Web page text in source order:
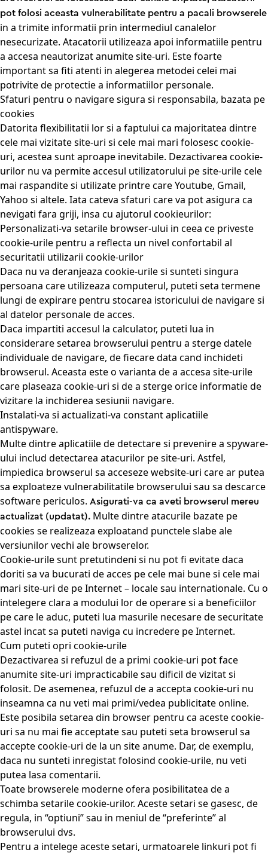
pot folosi aceasta vulnerabilitate pentru a pacali browserele
in a trimite informatii prin intermediul canalelor
nesecurizate. Atacatorii utilizeaza apoi informatiile pentru
a accesa neautorizat anumite site-uri. Este foarte
important sa fiti atenti in alegerea metodei celei mai
potrivite de protectie a informatiilor personale.
Sfaturi pentru o navigare sigura si responsabila, bazata pe
cookies
Datorita flexibilitatii lor si a faptului ca majoritatea dintre
cele mai vizitate site-uri si cele mai mari folosesc cookie-
uri, acestea sunt aproape inevitabile. Dezactivarea cookie-
urilor nu va permite accesul utilizatorului pe site-urile cele
mai raspandite si utilizate printre care Youtube, Gmail,
Yahoo si altele. Iata cateva sfaturi care va pot asigura ca
nevigati fara griji, insa cu ajutorul cookieurilor:
Personalizati-va setarile browser-ului in ceea ce priveste
cookie-urile pentru a reflecta un nivel confortabil al
securitatii utilizarii cookie-urilor
Daca nu va deranjeaza cookie-urile si sunteti singura
persoana care utilizeaza computerul, puteti seta termene
lungi de expirare pentru stocarea istoricului de navigare si
al datelor personale de acces.
Daca impartiti accesul la calculator, puteti lua in
considerare setarea browserului pentru a sterge datele
individuale de navigare, de fiecare data cand inchideti
browserul. Aceasta este o varianta de a accesa site-urile
care plaseaza cookie-uri si de a sterge orice informatie de
vizitare la inchiderea sesiunii navigare.
Instalati-va si actualizati-va constant aplicatiile
antispyware.
Multe dintre aplicatiile de detectare si prevenire a spyware-
ului includ detectarea atacurilor pe site-uri. Astfel,
impiedica browserul sa acceseze website-uri care ar putea
sa exploateze vulnerabilitatile browserului sau sa descarce
software periculos. Asigurati-va ca aveti browserul mereu
actualizat (updatat). Multe dintre atacurile bazate pe
cookies se realizeaza exploatand punctele slabe ale
versiunilor vechi ale browserelor.
Cookie-urile sunt pretutindeni si nu pot fi evitate daca
doriti sa va bucurati de acces pe cele mai bune si cele mai
mari site-uri de pe Internet – locale sau internationale. Cu o
intelegere clara a modului lor de operare si a beneficiilor
pe care le aduc, puteti lua masurile necesare de securitate
astel incat sa puteti naviga cu incredere pe Internet.
Cum puteti opri cookie-urile
Dezactivarea si refuzul de a primi cookie-uri pot face
anumite site-uri impracticabile sau dificil de vizitat si
folosit. De asemenea, refuzul de a accepta cookie-uri nu
inseamna ca nu veti mai primi/vedea publicitate online.
Este posibila setarea din browser pentru ca aceste cookie-
uri sa nu mai fie acceptate sau puteti seta browserul sa
accepte cookie-uri de la un site anume. Dar, de exemplu,
daca nu sunteti inregistat folosind cookie-urile, nu veti
putea lasa comentarii.
Toate browserele moderne ofera posibilitatea de a
schimba setarile cookie-urilor. Aceste setari se gasesc, de
regula, in “optiuni” sau in meniul de “preferinte” al
browserului dvs.
Pentru a intelege aceste setari, urmatoarele linkuri pot fi